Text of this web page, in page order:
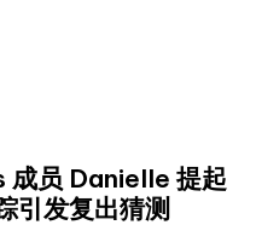
成员 Danielle 提起
引发复出猜测